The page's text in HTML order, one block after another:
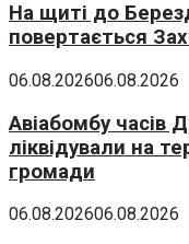
На щиті до
повертається
06.08.202606.08.2026
Авіабомбу часів
ліквідували на
громади
06.08.202606.08.2026